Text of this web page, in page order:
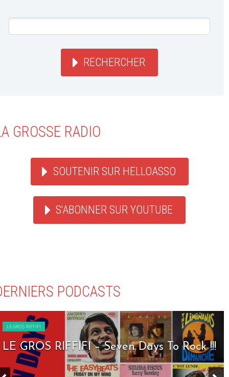
RECHERCHER
GROSSE RADIO
SOUTENIR SUR HELLOASSO
S'ABONNER SUR YOUTUBE
PODCASTS
LE GROS RIFFIFI
LE GROS RIFFIFI – Seven Days To Rock !!!